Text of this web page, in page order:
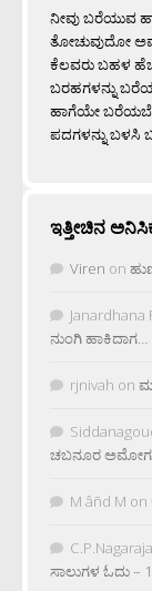
ನೀವು ಬರೆಯುವ
ತೋಚುವುದೋ
ಕೆಲವರು ಬಹಳ
ಬರಹಗಳನ್ನು
ಹಾಗೆಯೇ
ಪದಗಳನ್ನು ಬಳಸಿ
ಇತ್ತೀಚಿನ
Viren on
Janardhana
ನುಂಗಿ ಹಾಕಿದಾಗ…
rjnivah on
ಚಬನೂರ ಅಮೋಗ
M âñd M on
C.P.Nagaraja
ಸಾಲುಗಳ ಓದು –